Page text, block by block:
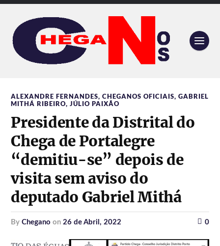
ALEXANDRE FERNANDES,CHEGANOS OFICIAIS,GABRIEL
MITHÁ RIBEIRO,JÚLIO PAIXÃO
Presidente da Distrital do
Chega de Portalegre
“demitiu-se” depois de
visita sem aviso do
deputado Gabriel Mithá
byChegano on 26 de Abril, 2022 0